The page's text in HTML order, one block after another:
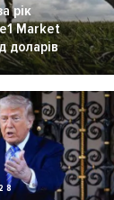
рік
Market
доларів